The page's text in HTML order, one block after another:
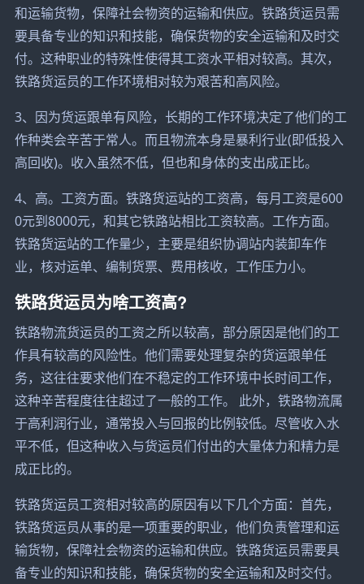
和运输货物，保障社会物资的运输和供应。铁路货运员需
要具备专业的知识和技能，确保货物的安全运输和及时交
付。这种职业的特殊性使得其工资水平相对较高。其次，
铁路货运员的工作环境相对较为艰苦和高风险。
3、因为货运跟单有风险，长期的工作环境决定了他们的工
作种类会辛苦于常人。而且物流本身是暴利行业(即低投入
高回收)。收入虽然不低，但也和身体的支出成正比。
4、高。工资方面。铁路货运站的工资高，每月工资是600
0元到8000元，和其它铁路站相比工资较高。工作方面。
铁路货运站的工作量少，主要是组织协调站内装卸车作
业，核对运单、编制货票、费用核收，工作压力小。
铁路货运员为啥工资高?
铁路物流货运员的工资之所以较高，部分原因是他们的工
作具有较高的风险性。他们需要处理复杂的货运跟单任
务，这往往要求他们在不稳定的工作环境中长时间工作，
这种辛苦程度往往超过了一般的工作。 此外，铁路物流属
于高利润行业，通常投入与回报的比例较低。尽管收入水
平不低，但这种收入与货运员们付出的大量体力和精力是
成正比的。
铁路货运员工资相对较高的原因有以下几个方面：首先，
铁路货运员从事的是一项重要的职业，他们负责管理和运
输货物，保障社会物资的运输和供应。铁路货运员需要具
备专业的知识和技能，确保货物的安全运输和及时交付。